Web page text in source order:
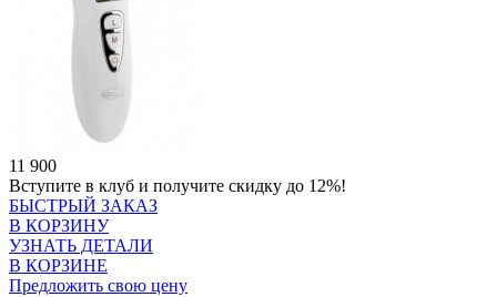
11 900
Вступите в клуб и получите скидку до 12%!
БЫСТРЫЙ ЗАКАЗ
В КОРЗИНУ
УЗНАТЬ ДЕТАЛИ
В КОРЗИНЕ
Предложить свою цену